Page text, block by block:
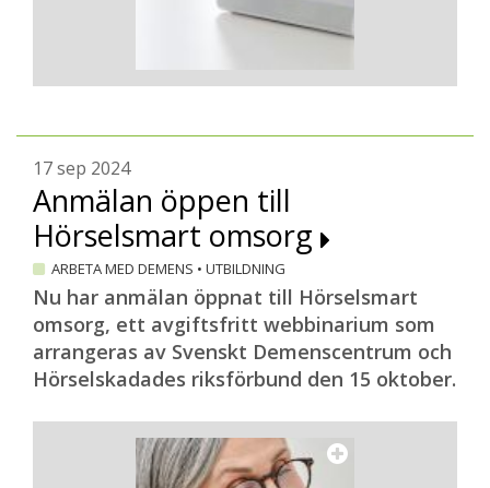
17 sep 2024
Anmälan öppen till
Hörselsmart omsorg
ARBETA MED DEMENS • UTBILDNING
Nu har anmälan öppnat till Hörselsmart
omsorg, ett avgiftsfritt webbinarium som
arrangeras av Svenskt Demenscentrum och
Hörselskadades riksförbund den 15 oktober.